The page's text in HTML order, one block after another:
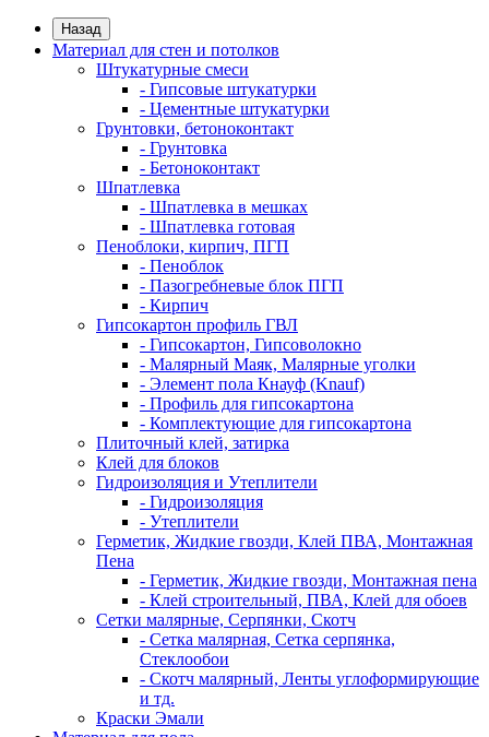
Назад
Материал для стен и потолков
Штукатурные смеси
- Гипсовые штукатурки
- Цементные штукатурки
Грунтовки, бетоноконтакт
- Грунтовка
- Бетоноконтакт
Шпатлевка
- Шпатлевка в мешках
- Шпатлевка готовая
Пеноблоки, кирпич, ПГП
- Пеноблок
- Пазогребневые блок ПГП
- Кирпич
Гипсокартон профиль ГВЛ
- Гипсокартон, Гипсоволокно
- Малярный Маяк, Малярные уголки
- Элемент пола Кнауф (Knauf)
- Профиль для гипсокартона
- Комплектующие для гипсокартона
Плиточный клей, затирка
Клей для блоков
Гидроизоляция и Утеплители
- Гидроизоляция
- Утеплители
Герметик, Жидкие гвозди, Клей ПВА, Монтажная
Пена
- Герметик, Жидкие гвозди, Монтажная пена
- Клей строительный, ПВА, Клей для обоев
Сетки малярные, Серпянки, Скотч
- Сетка малярная, Сетка серпянка,
Стеклообои
- Скотч малярный, Ленты углоформирующие
и тд.
Краски Эмали